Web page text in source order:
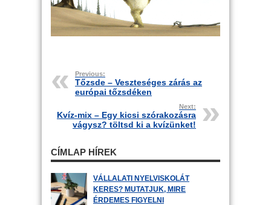
Previous:
Tőzsde – Veszteséges zárás az
európai tőzsdéken
Next:
Kvíz-mix – Egy kicsi szórakozásra
vágysz? töltsd ki a kvízünket!
CÍMLAP HÍREK
VÁLLALATI NYELVISKOLÁT
KERES? MUTATJUK, MIRE
ÉRDEMES FIGYELNI